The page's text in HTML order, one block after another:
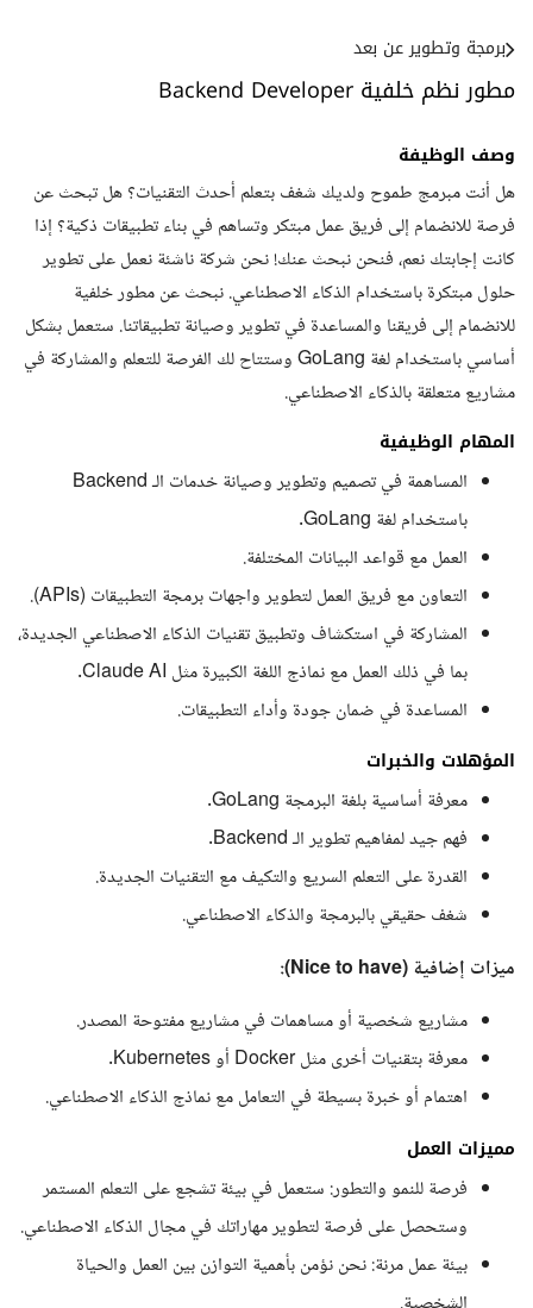
مطور نظم خلفية Backend Developer
برمجة وتطوير عن بعد
وصف الوظيفة
هل أنت مبرمج طموح ولديك شغف بتعلم أحدث التقنيات؟ هل تبحث عن
فرصة للانضمام إلى فريق عمل مبتكر وتساهم في بناء تطبيقات ذكية؟ إذا
كانت إجابتك نعم، فنحن نبحث عنك! نحن شركة ناشئة نعمل على تطوير
حلول مبتكرة باستخدام الذكاء الاصطناعي. نبحث عن مطور خلفية
للانضمام إلى فريقنا والمساعدة في تطوير وصيانة تطبيقاتنا. ستعمل بشكل
أساسي باستخدام لغة GoLang وستتاح لك الفرصة للتعلم والمشاركة في
مشاريع متعلقة بالذكاء الاصطناعي.
المهام الوظيفية
المساهمة في تصميم وتطوير وصيانة خدمات الـ Backend
باستخدام لغة GoLang.
العمل مع قواعد البيانات المختلفة.
التعاون مع فريق العمل لتطوير واجهات برمجة التطبيقات (APIs).
المشاركة في استكشاف وتطبيق تقنيات الذكاء الاصطناعي الجديدة،
بما في ذلك العمل مع نماذج اللغة الكبيرة مثل Claude AI.
المساعدة في ضمان جودة وأداء التطبيقات.
المؤهلات والخبرات
معرفة أساسية بلغة البرمجة GoLang.
فهم جيد لمفاهيم تطوير الـ Backend.
القدرة على التعلم السريع والتكيف مع التقنيات الجديدة.
شغف حقيقي بالبرمجة والذكاء الاصطناعي.
ميزات إضافية (Nice to have):
مشاريع شخصية أو مساهمات في مشاريع مفتوحة المصدر.
معرفة بتقنيات أخرى مثل Docker أو Kubernetes.
اهتمام أو خبرة بسيطة في التعامل مع نماذج الذكاء الاصطناعي.
مميزات العمل
فرصة للنمو والتطور: ستعمل في بيئة تشجع على التعلم المستمر
وستحصل على فرصة لتطوير مهاراتك في مجال الذكاء الاصطناعي.
بيئة عمل مرنة: نحن نؤمن بأهمية التوازن بين العمل والحياة